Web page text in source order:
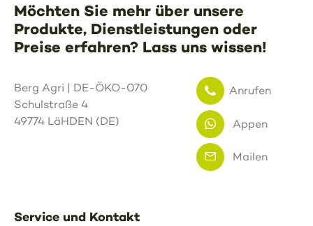
Service und Kontakt
Möchten Sie mehr über unsere
Produkte, Dienstleistungen oder
Preise erfahren? Lass uns wissen!
Berg Agri | DE-ÖKO-070
Schulstraße 4
49774 LäHDEN (DE)
Anrufen
Appen
Mailen